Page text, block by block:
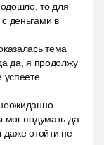
то для
деньгами в
тема
да, я продолжу
мог подумать да
даже отойти не